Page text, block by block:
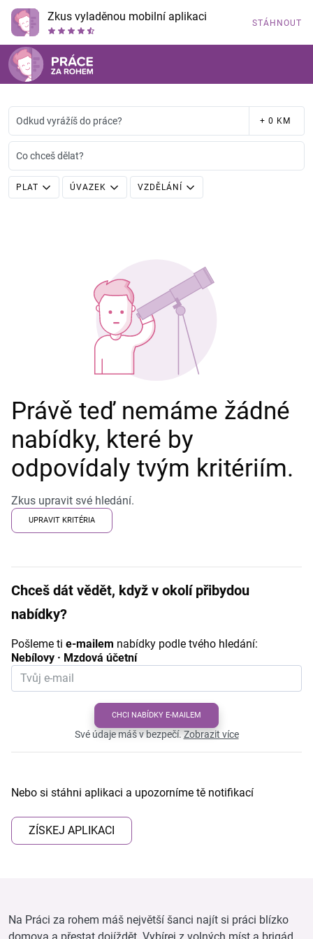
Zkus vyladěnou mobilní aplikaci STÁHNOUT
Odkud vyrážíš do práce? + 0 KM
Co chceš dělat?
PLAT ÚVAZEK VZDĚLÁNÍ
Právě teď nemáme žádné
nabídky, které by
odpovídaly tvým kritériím.
Zkus upravit své hledání.
UPRAVIT KRITÉRIA
Chceš dát vědět, když v okolí přibydou
nabídky?
Pošleme ti e-mailem nabídky podle tvého hledání:
Nebílovy · Mzdová účetní
CHCI NABÍDKY E-MAILEM
Své údaje máš v bezpečí.Zobrazit více
Nebo si stáhni aplikaci a upozorníme tě notifikací
ZÍSKEJ APLIKACI
Na Práci za rohem máš největší šanci najít si práci blízko
domova a přestat dojíždět. Vybírej z volných míst a brigád